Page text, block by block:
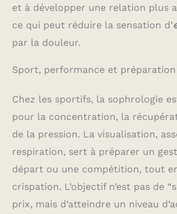
et à développer une relation plus
ce qui peut réduire la sensation d’
par la douleur.
Sport, performance et
Chez les sportifs, la sophrologie
pour la concentration, la
de la pression. La visualisation,
respiration, sert à préparer un
départ ou une compétition, tout
crispation. L’objectif n’est pas de
prix, mais d’atteindre un niveau